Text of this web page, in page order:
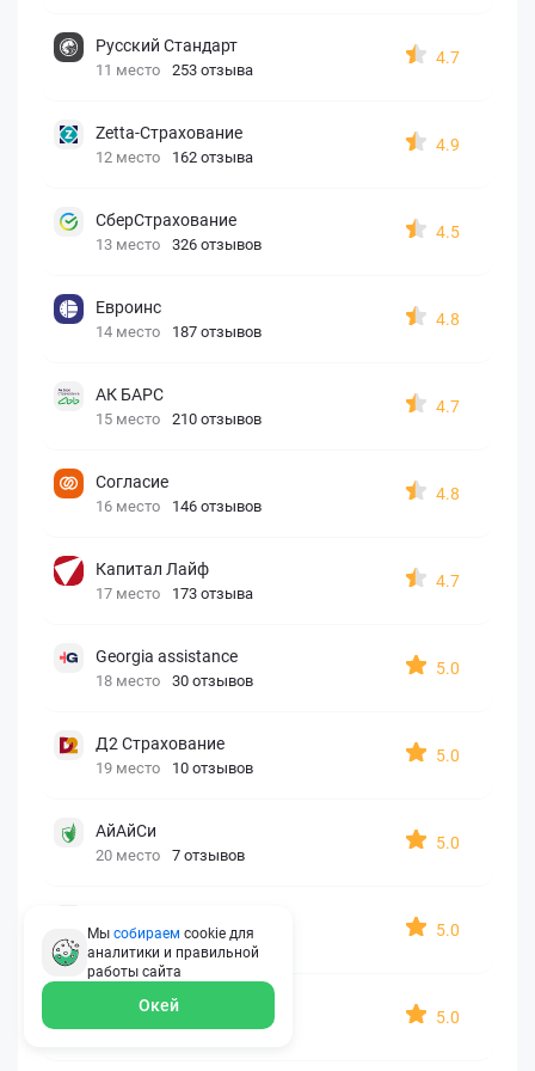
Русский Стандарт
11 место 253 отзыва
4.7
Zetta-Страхование
12 место 162 отзыва
4.9
СберСтрахование
13 место 326 отзывов
4.5
Евроинс
14 место 187 отзывов
4.8
АК БАРС
15 место 210 отзывов
4.7
Согласие
16 место 146 отзывов
4.8
Капитал Лайф
17 место 173 отзыва
4.7
Georgia assistance
18 место 30 отзывов
5.0
Д2 Страхование
19 место 10 отзывов
5.0
АйАйСи
20 место 7 отзывов
5.0
21 место 6 отзывов
5.0
ERGO AXA
22 место 2 отзыва
5.0
Мы собираем cookie для
аналитики и правильной
работы сайта
Окей